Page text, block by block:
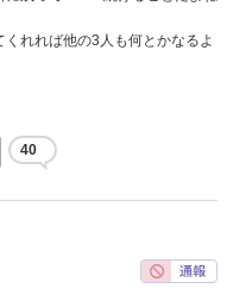
れれば他の3人も何とかなるよ
40